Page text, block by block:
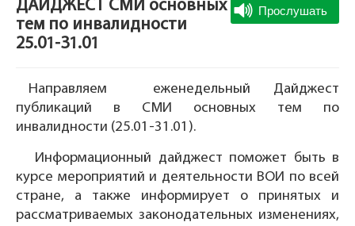
ДАЙДЖЕСТ СМИ основных
тем по инвалидности
25.01-31.01
Направляем еженедельный Дайджест
публикаций в СМИ основных тем по
инвалидности (25.01-31.01).
Информационный дайджест поможет быть в
курсе мероприятий и деятельности ВОИ по всей
стране, а также информирует о принятых и
рассматриваемых законодательных изменениях,